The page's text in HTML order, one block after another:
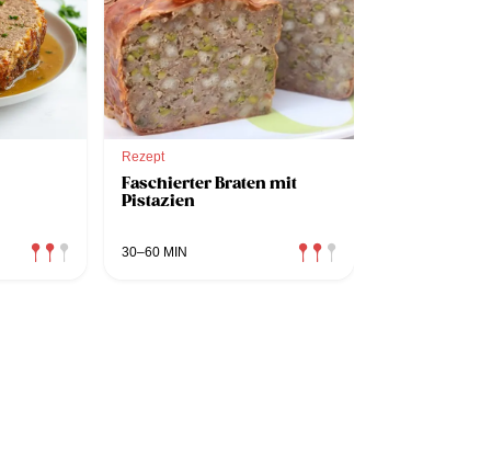
Rezept
Faschierter Braten mit
Pistazien
30–60 MIN